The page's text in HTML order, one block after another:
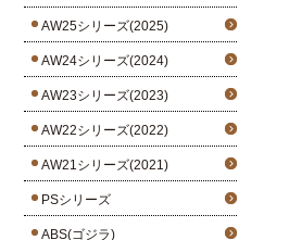
AW25シリーズ(2025)
AW24シリーズ(2024)
AW23シリーズ(2023)
AW22シリーズ(2022)
AW21シリーズ(2021)
PSシリーズ
ABS(ゴジラ)